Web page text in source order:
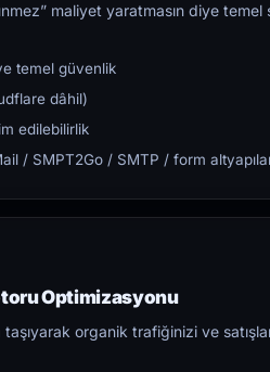
maliyet yaratmasın diye temel
temel güvenlik
dâhil)
edilebilirlik
/ SMPT2Go / SMTP / form
Optimizasyonu
organik trafiğinizi ve